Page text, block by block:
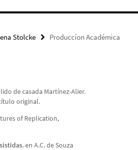
Stolcke Produccíon Académica
de casada Martínez-Alier.
original.
of Replication,
. en A.C. de Souza